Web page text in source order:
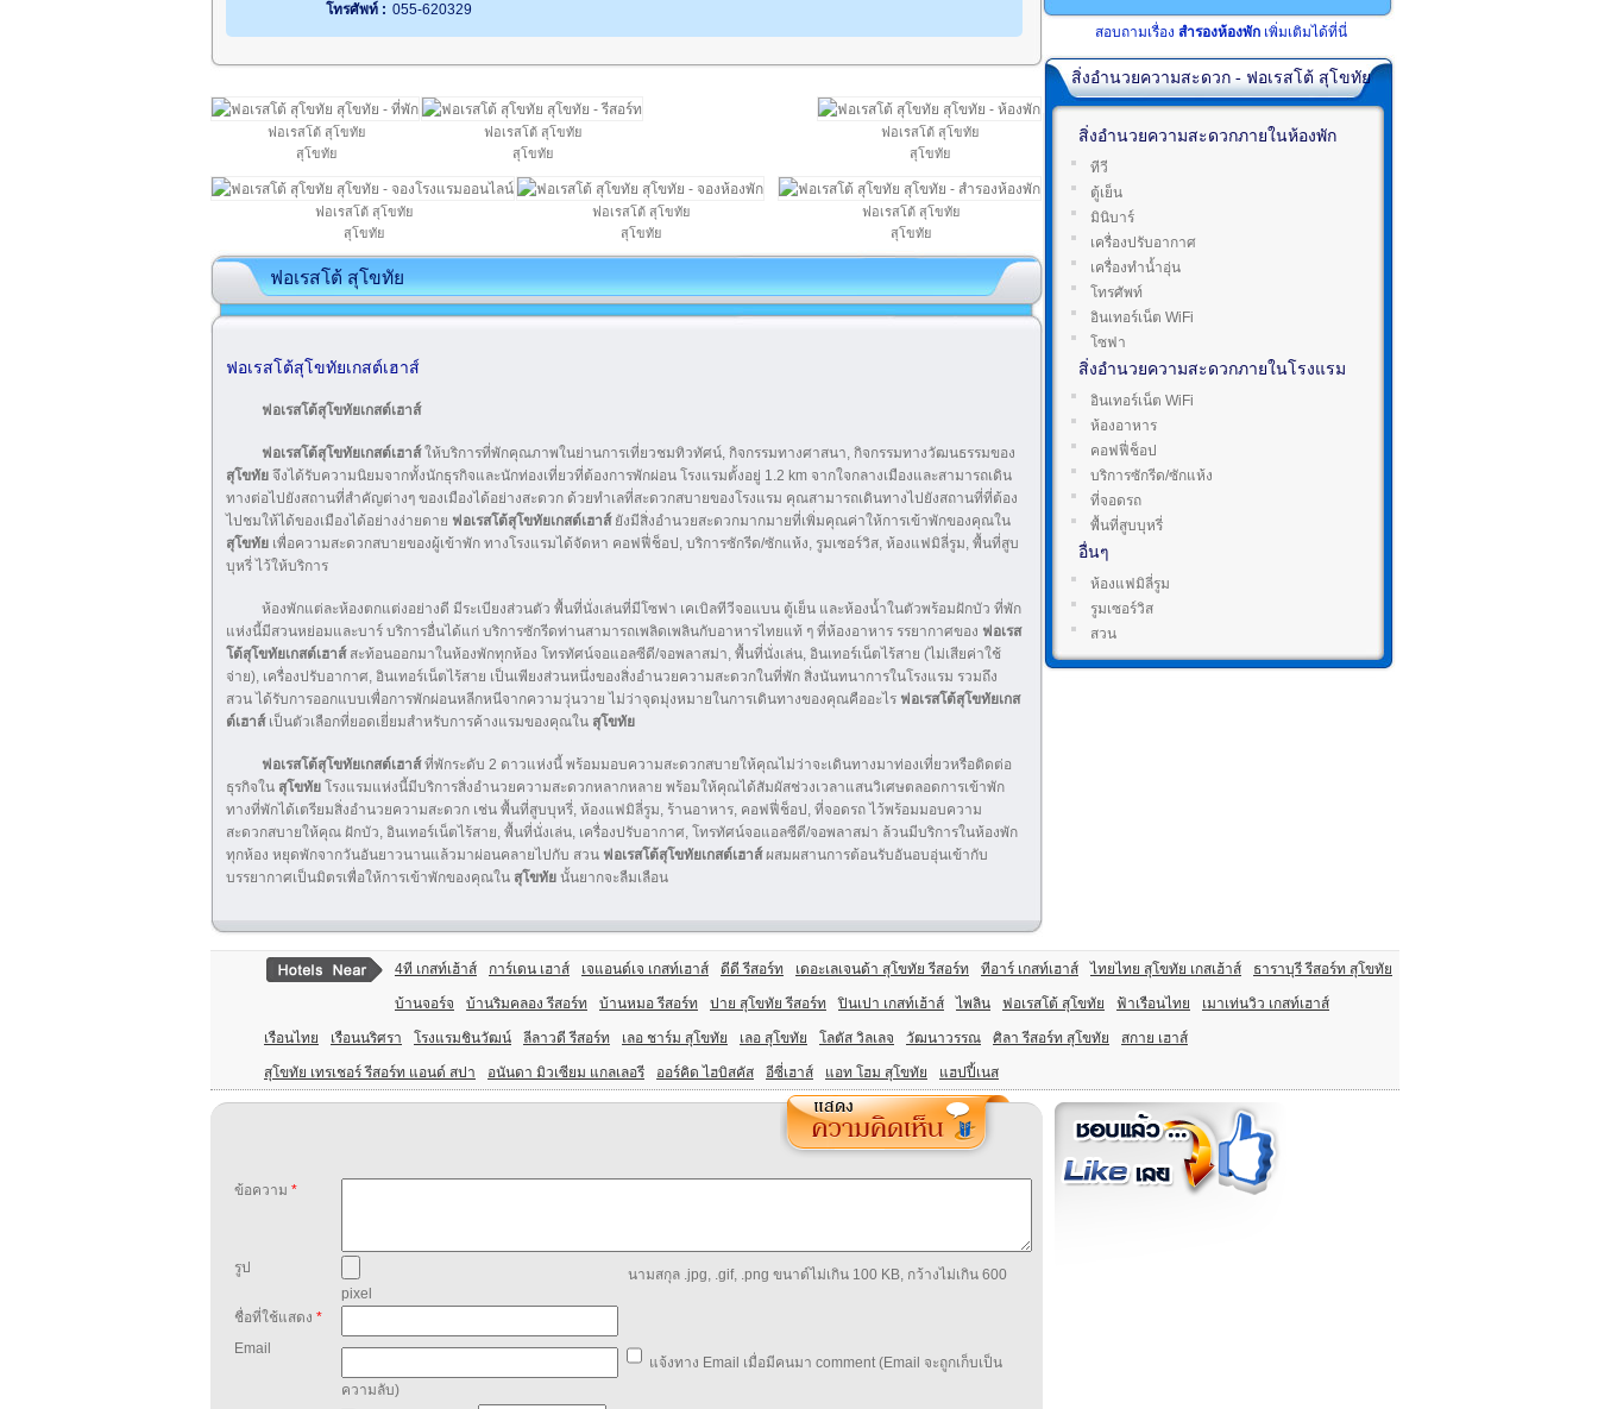
โทรศัพท์ : 055-620329
ฟอเรสโต้ สุโขทัย
สุโขทัย
ฟอเรสโต้ สุโขทัย
สุโขทัย
ฟอเรสโต้ สุโขทัย
สุโขทัย
ฟอเรสโต้ สุโขทัย
สุโขทัย
ฟอเรสโต้ สุโขทัย
สุโขทัย
ฟอเรสโต้ สุโขทัย
สุโขทัย
ฟอเรสโต้ สุโขทัย
ฟอเรสโต้สุโขทัยเกสต์เฮาส์
ฟอเรสโต้สุโขทัยเกสต์เฮาส์
ฟอเรสโต้สุโขทัยเกสต์เฮาส์ให้บริการที่พักคุณภาพในย่านการเที่ยวชมทิวทัศน์, กิจกรรมทางศาสนา, กิจกรรมทางวัฒนธรรมของ
สุโขทัย จึงได้รับความนิยมจากทั้งนักธุรกิจและนักท่องเที่ยวที่ต้องการพักผ่อน โรงแรมตั้งอยู่ 1.2 km จากใจกลางเมืองและสามารถเดิน
ทางต่อไปยังสถานที่สำคัญต่างๆ ของเมืองได้อย่างสะดวก ด้วยทำเลที่สะดวกสบายของโรงแรม คุณสามารถเดินทางไปยังสถานที่ที่ต้อง
ไปชมให้ได้ของเมืองได้อย่างง่ายดาย ฟอเรสโต้สุโขทัยเกสต์เฮาส์ ยังมีสิ่งอำนวยสะดวกมากมายที่เพิ่มคุณค่าให้การเข้าพักของคุณใน
สุโขทัย เพื่อความสะดวกสบายของผู้เข้าพัก ทางโรงแรมได้จัดหา คอฟฟี่ช็อป, บริการซักรีด/ซักแห้ง, รูมเซอร์วิส, ห้องแฟมิลี่รูม, พื้นที่สูบ
บุหรี่ ไว้ให้บริการ
ห้องพักแต่ละห้องตกแต่งอย่างดี มีระเบียงส่วนตัว พื้นที่นั่งเล่นที่มีโซฟา เคเบิลทีวีจอแบน ตู้เย็น และห้องน้ำในตัวพร้อมฝักบัว ที่พัก
แห่งนี้มีสวนหย่อมและบาร์ บริการอื่นได้แก่ บริการซักรีดท่านสามารถเพลิดเพลินกับอาหารไทยแท้ ๆ ที่ห้องอาหาร รรยากาศของ ฟอเรส
โต้สุโขทัยเกสต์เฮาส์สะท้อนออกมาในห้องพักทุกห้อง โทรทัศน์จอแอลซีดี/จอพลาสม่า, พื้นที่นั่งเล่น, อินเทอร์เน็ตไร้สาย (ไม่เสียค่าใช้
จ่าย), เครื่องปรับอากาศ, อินเทอร์เน็ตไร้สาย เป็นเพียงส่วนหนึ่งของสิ่งอำนวยความสะดวกในที่พัก สิ่งนันทนาการในโรงแรม รวมถึง
สวน ได้รับการออกแบบเพื่อการพักผ่อนหลีกหนีจากความวุ่นวาย ไม่ว่าจุดมุ่งหมายในการเดินทางของคุณคืออะไร ฟอเรสโต้สุโขทัยเกส
ต์เฮาส์ เป็นตัวเลือกที่ยอดเยี่ยมสำหรับการค้างแรมของคุณใน สุโขทัย
ฟอเรสโต้สุโขทัยเกสต์เฮาส์ที่พักระดับ 2 ดาวแห่งนี้ พร้อมมอบความสะดวกสบายให้คุณไม่ว่าจะเดินทางมาท่องเที่ยวหรือติดต่อ
ธุรกิจใน สุโขทัย โรงแรมแห่งนี้มีบริการสิ่งอำนวยความสะดวกหลากหลาย พร้อมให้คุณได้สัมผัสช่วงเวลาแสนวิเศษตลอดการเข้าพัก
ทางที่พักได้เตรียมสิ่งอำนวยความสะดวก เช่น พื้นที่สูบบุหรี่, ห้องแฟมิลี่รูม, ร้านอาหาร, คอฟฟี่ช็อป, ที่จอดรถ ไว้พร้อมมอบความ
สะดวกสบายให้คุณ ฝักบัว, อินเทอร์เน็ตไร้สาย, พื้นที่นั่งเล่น, เครื่องปรับอากาศ, โทรทัศน์จอแอลซีดี/จอพลาสม่า ล้วนมีบริการในห้องพัก
ทุกห้อง หยุดพักจากวันอันยาวนานแล้วมาผ่อนคลายไปกับ สวน ฟอเรสโต้สุโขทัยเกสต์เฮาส์ผสมผสานการต้อนรับอันอบอุ่นเข้ากับ
บรรยากาศเป็นมิตรเพื่อให้การเข้าพักของคุณใน สุโขทัย นั้นยากจะลืมเลือน
สอบถามเรื่อง สำรองห้องพัก เพิ่มเติมได้ที่นี่
สิ่งอำนวยความสะดวก - ฟอเรสโต้ สุโขทัย
สิ่งอำนวยความสะดวกภายในห้องพัก
ทีวี
ตู้เย็น
มินิบาร์
เครื่องปรับอากาศ
เครื่องทำน้ำอุ่น
โทรศัพท์
อินเทอร์เน็ต WiFi
โซฟา
สิ่งอำนวยความสะดวกภายในโรงแรม
อินเทอร์เน็ต WiFi
ห้องอาหาร
คอฟฟี่ช็อป
บริการซักรีด/ซักแห้ง
ที่จอดรถ
พื้นที่สูบบุหรี่
อื่นๆ
ห้องแฟมิลี่รูม
รูมเซอร์วิส
สวน
4ที เกสท์เฮ้าส์ การ์เดน เฮาส์ เจแอนด์เจ เกสท์เฮาส์ ดีดี รีสอร์ท เดอะเลเจนด้า สุโขทัย รีสอร์ท ทีอาร์ เกสท์เฮาส์ ไทยไทย สุโขทัย เกสเฮ้าส์ ธาราบุรี รีสอร์ท สุโขทัย
บ้านจอร์จ บ้านริมคลอง รีสอร์ท บ้านหมอ รีสอร์ท ปาย สุโขทัย รีสอร์ท ปินเปา เกสท์เฮ้าส์ ไพลิน ฟอเรสโต้ สุโขทัย ฟ้าเรือนไทย เมาเท่นวิว เกสท์เฮาส์
เรือนไทย เรือนนริศรา โรงแรมชินวัฒน์ ลีลาวดี รีสอร์ท เลอ ชาร์ม สุโขทัย เลอ สุโขทัย โลตัส วิลเลจ วัฒนาวรรณ ศิลา รีสอร์ท สุโขทัย สกาย เฮาส์
สุโขทัย เทรเชอร์ รีสอร์ท แอนด์ สปา อนันดา มิวเซียม แกลเลอรี ออร์คิด ไฮบิสคัส อีซี่เฮาส์ แอท โฮม สุโขทัย แฮปปี้เนส
ข้อความ *
รูป
นามสกุล .jpg, .gif, .png ขนาด์ไม่เกิน 100 KB, กว้างไม่เกิน 600
pixel
ชื่อที่ใช้แสดง *
Email
แจ้งทาง Email เมื่อมีคนมา comment (Email จะถูกเก็บเป็น
ความลับ)